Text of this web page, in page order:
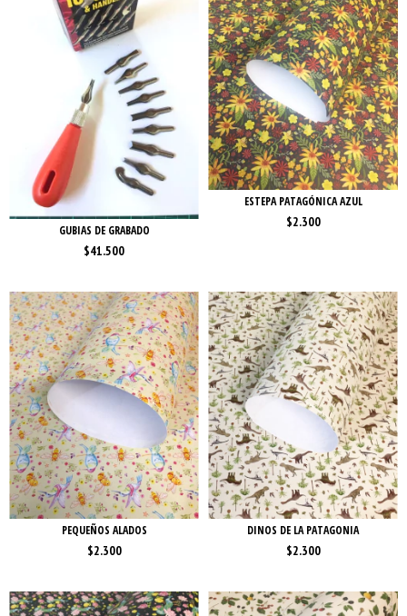
GUBIAS DE GRABADO
$41.500
ESTEPA PATAGÓNICA AZUL
$2.300
PEQUEÑOS ALADOS
$2.300
DINOS DE LA PATAGONIA
$2.300